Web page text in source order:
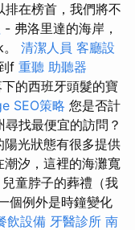
在榜首，我們將不
- 弗洛里達的海岸，
清潔人員 客廳設
f 重聽 助聽器
的西班牙頭髮的寶
SEO策略 您是否計
找最便宜的訪問？
陽光狀態有很多提供
潮汐，這裡的海灘寬
童脖子的葬禮（我
個例外是時鐘變化
飲設備 牙醫診所 南